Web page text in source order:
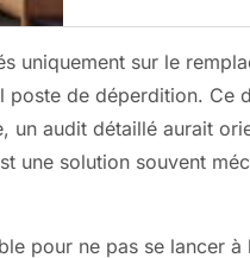
uniquement sur le
de déperdition. Ce
audit détaillé aurait
une solution souvent
pour ne pas se lancer à